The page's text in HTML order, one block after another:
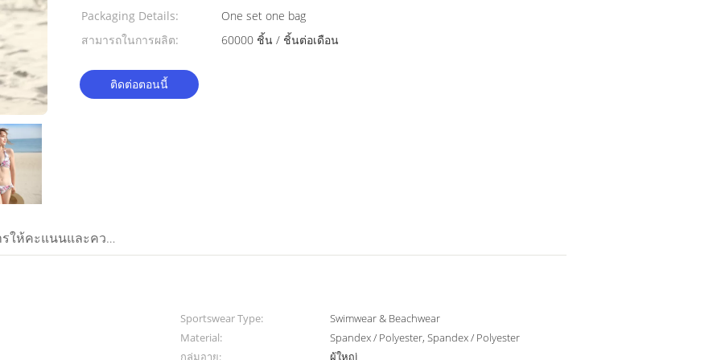
Packaging Details:
One set one bag
สามารถในการผลิต:
60000 ชิ้น / ชิ้นต่อเดือน
ติดต่อตอนนี้
การให้คะแนนและความคิดเห็น
Sportswear Type:
Swimwear & Beachwear
Material:
Spandex / Polyester, Spandex / Polyester
กลุ่มอายุ:
ผู้ใหญ่